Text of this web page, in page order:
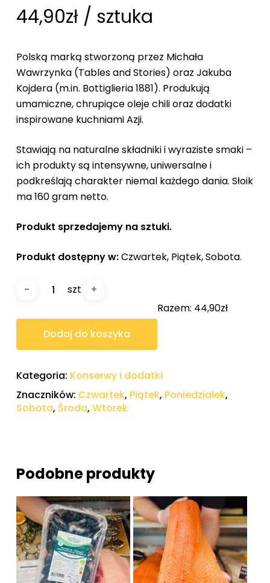
44,90zł / sztuka
Polską marką stworzoną przez Michała
Wawrzynka (Tables and Stories) oraz Jakuba
Kojdera (m.in. Bottiglieria 1881). Produkują
umamiczne, chrupiące oleje chili oraz dodatki
inspirowane kuchniami Azji.
Stawiają na naturalne składniki i wyraziste smaki –
ich produkty są intensywne, uniwersalne i
podkreślają charakter niemal każdego dania. Słoik
ma 160 gram netto.
Produkt sprzedajemy na sztuki.
Produkt dostępny w:Czwartek, Piątek, Sobota.
szt
Dodaj do koszyka
Razem: 44,90zł
Kategoria: Konserwy i dodatki
Znaczników: Czwartek, Piątek, Poniedziałek,
Sobota, Środa, Wtorek
Podobne produkty